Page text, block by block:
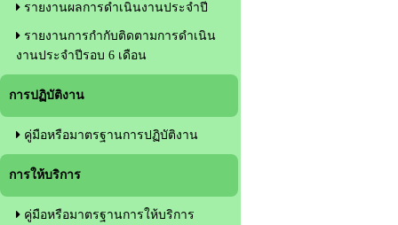
รายงานผลการดำเนินงานประจำปี
รายงานการกำกับติดตามการดำเนิน
งานประจำปีรอบ 6 เดือน
การปฏิบัติงาน
คู่มือหรือมาตรฐานการปฏิบัติงาน
การให้บริการ
คู่มือหรือมาตรฐานการให้บริการ